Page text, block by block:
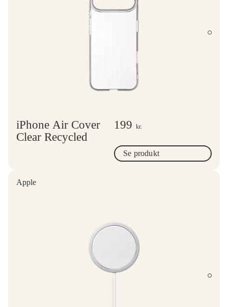
iPhone Air Cover
Clear Recycled
199 kr.
Se produkt
Apple